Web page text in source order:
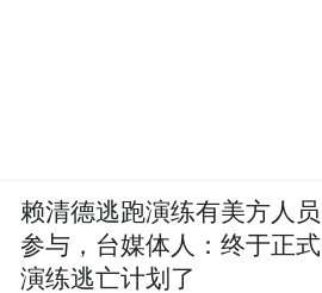
赖清德逃跑演练有美方人员
参与，台媒体人：终于正式
演练逃亡计划了